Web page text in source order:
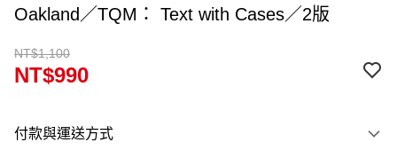
Oakland／TQM： Text with Cases／2版
NT$1,100
NT$990
付款與運送方式